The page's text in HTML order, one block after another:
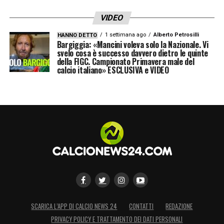
VIDEO
HANNO DETTO 1 settimana ago Alberto Petrosilli
Bargiggia: «Mancini voleva solo la Nazionale. Vi
svelo cosa è successo davvero dietro le quinte
della FIGC. Campionato Primavera male del
calcio italiano» ESCLUSIVA e VIDEO
SCARICA L’APP DI CALCIO NEWS 24 CONTATTI
REDAZIONE
PRIVACY POLICY E TRATTAMENTO DEI DATI PERSONALI